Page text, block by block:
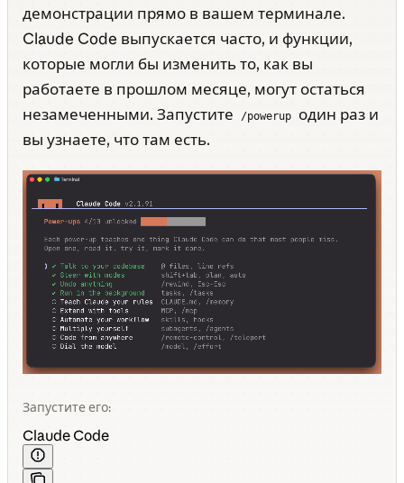
демонстрации прямо в вашем терминале.
Claude Code выпускается часто, и функции,
которые могли бы изменить то, как вы
работаете в прошлом месяце, могут остаться
незамеченными. Запустите
/powerup
один раз и
вы узнаете, что там есть.
Запустите его:
Claude Code